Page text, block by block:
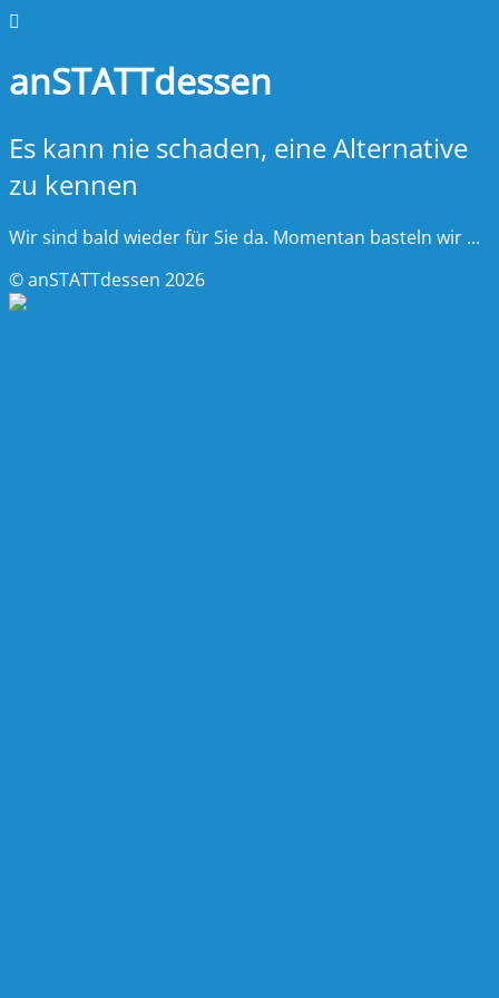
anSTATTdessen
Es kann nie schaden, eine Alternative
zu kennen
Wir sind bald wieder für Sie da. Momentan basteln wir ...
© anSTATTdessen 2026